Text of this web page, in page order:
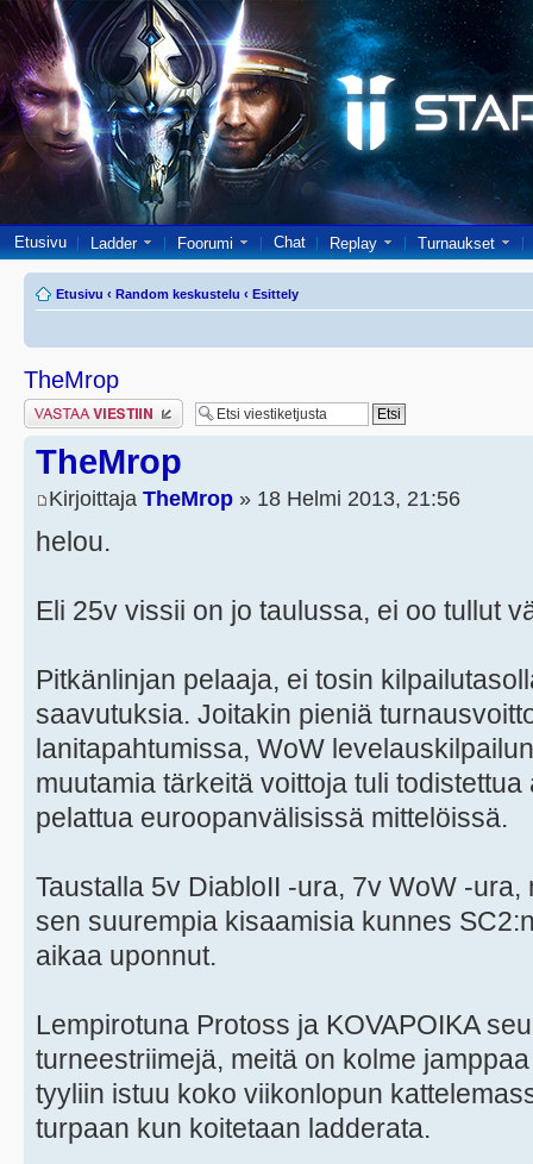
Etusivu Ladder Foorumi Chat Replay Turnaukset
Etusivu ‹ Random keskustelu ‹ Esittely
TheMrop
Lähetä vastaus
TheMrop
Kirjoittaja TheMrop » 18 Helmi 2013, 21:56
helou.
Eli 25v vissii on jo taulussa, ei oo tullut
Pitkänlinjan pelaaja, ei tosin
saavutuksia. Joitakin pieniä
lanitapahtumissa, WoW
muutamia tärkeitä voittoja tuli
pelattua euroopanvälisissä mittelöissä.
Taustalla 5v DiabloII -ura, 7v WoW -
sen suurempia kisaamisia kunnes
aikaa uponnut.
Lempirotuna Protoss ja KOVAPOIKA
turneestriimejä, meitä on kolme
tyyliin istuu koko viikonlopun
turpaan kun koitetaan ladderata.